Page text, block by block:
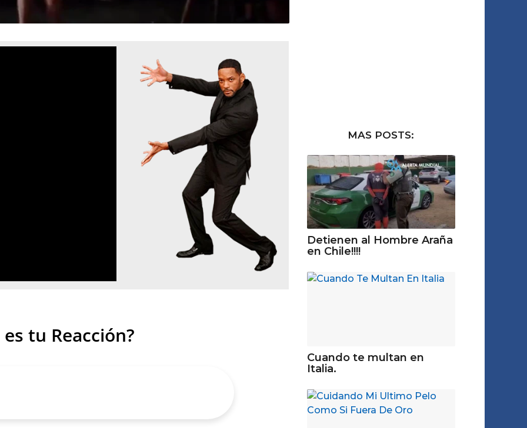
tu Reacción?
MAS POSTS:
Detienen al Hombre Araña
en Chile!!!!
Cuando te multan en
Italia.